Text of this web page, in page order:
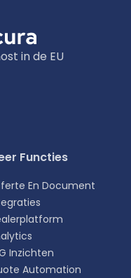
in de EU
Functies
En Document
Inzichten
Automation